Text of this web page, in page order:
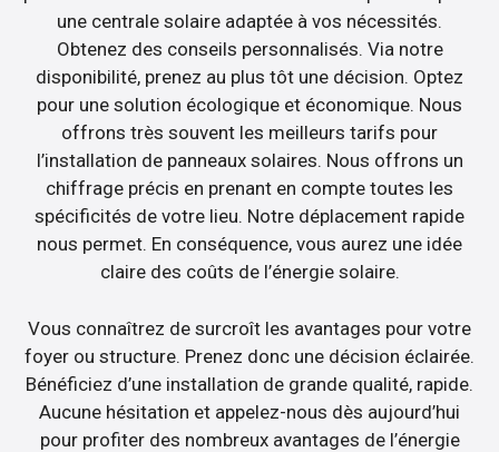
une centrale solaire adaptée à vos nécessités.
Obtenez des conseils personnalisés. Via notre
disponibilité, prenez au plus tôt une décision. Optez
pour une solution écologique et économique. Nous
offrons très souvent les meilleurs tarifs pour
l’installation de panneaux solaires. Nous offrons un
chiffrage précis en prenant en compte toutes les
spécificités de votre lieu. Notre déplacement rapide
nous permet. En conséquence, vous aurez une idée
claire des coûts de l’énergie solaire.
Vous connaîtrez de surcroît les avantages pour votre
foyer ou structure. Prenez donc une décision éclairée.
Bénéficiez d’une installation de grande qualité, rapide.
Aucune hésitation et appelez-nous dès aujourd’hui
pour profiter des nombreux avantages de l’énergie